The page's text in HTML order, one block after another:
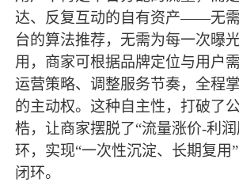
达、反复互动的自有资产——无
台的算法推荐，无需为每一次曝
用，商家可根据品牌定位与用户
运营策略、调整服务节奏，全程
的主动权。这种自主性，打破了
梏，让商家摆脱了“流量涨价-利
环，实现“一次性沉淀、长期复用
闭环。